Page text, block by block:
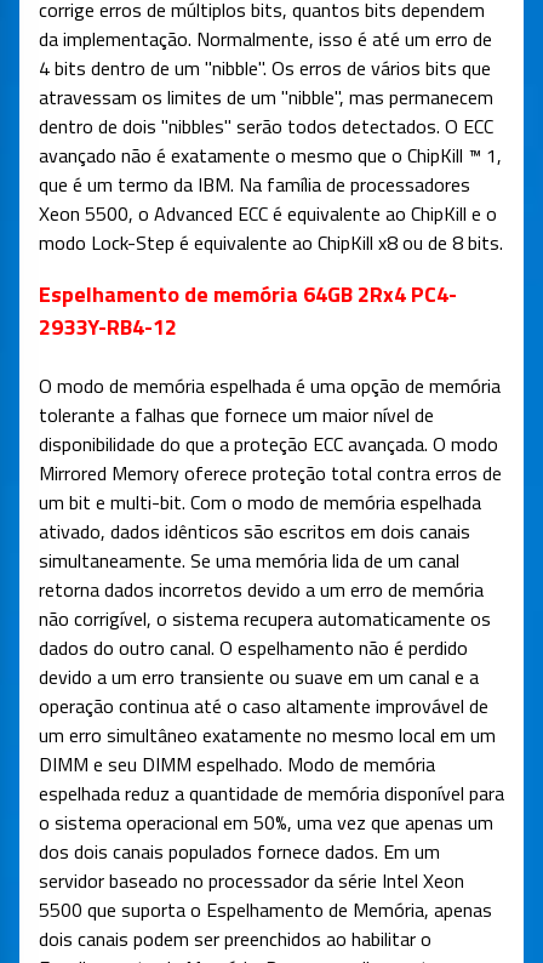
corrige erros de múltiplos bits, quantos bits dependem
da implementação. Normalmente, isso é até um erro de
4 bits dentro de um "nibble". Os erros de vários bits que
atravessam os limites de um "nibble", mas permanecem
dentro de dois "nibbles" serão todos detectados. O ECC
avançado não é exatamente o mesmo que o ChipKill ™ 1,
que é um termo da IBM. Na família de processadores
Xeon 5500, o Advanced ECC é equivalente ao ChipKill e o
modo Lock-Step é equivalente ao ChipKill x8 ou de 8 bits.
Espelhamento de memória 64GB 2Rx4 PC4-
2933Y-RB4-12
O modo de memória espelhada é uma opção de memória
tolerante a falhas que fornece um maior nível de
disponibilidade do que a proteção ECC avançada. O modo
Mirrored Memory oferece proteção total contra erros de
um bit e multi-bit. Com o modo de memória espelhada
ativado, dados idênticos são escritos em dois canais
simultaneamente. Se uma memória lida de um canal
retorna dados incorretos devido a um erro de memória
não corrigível, o sistema recupera automaticamente os
dados do outro canal. O espelhamento não é perdido
devido a um erro transiente ou suave em um canal e a
operação continua até o caso altamente improvável de
um erro simultâneo exatamente no mesmo local em um
DIMM e seu DIMM espelhado. Modo de memória
espelhada reduz a quantidade de memória disponível para
o sistema operacional em 50%, uma vez que apenas um
dos dois canais populados fornece dados. Em um
servidor baseado no processador da série Intel Xeon
5500 que suporta o Espelhamento de Memória, apenas
dois canais podem ser preenchidos ao habilitar o